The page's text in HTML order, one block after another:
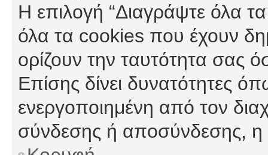
Η επιλογή “Διαγράψτε όλα
όλα τα cookies που έχουν
ορίζουν την ταυτότητα σας
Επίσης δίνει δυνατότητες
ενεργοποιημένη από τον
σύνδεσης ή αποσύνδεσης, η